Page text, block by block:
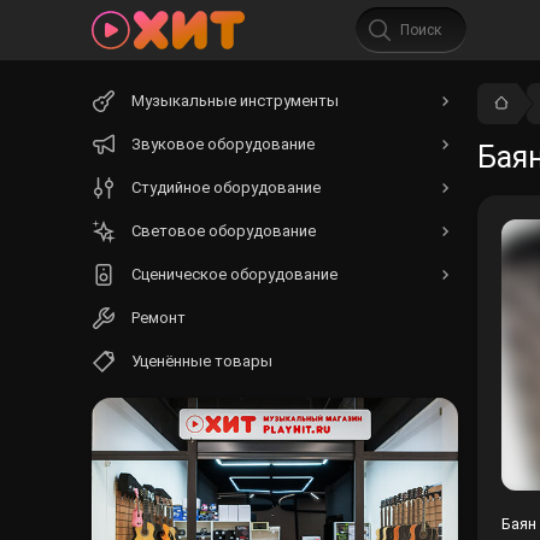
Баян
Музыкальные инструменты
Звуковое оборудование
Студийное оборудование
Световое оборудование
Сценическое оборудование
Ремонт
Уценённые товары